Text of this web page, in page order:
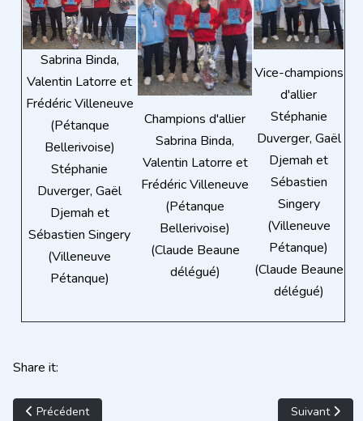
Sabrina Binda,
Valentin Latorre et
Frédéric Villeneuve
(Pétanque
Bellerivoise)
Stéphanie
Duverger, Gaël
Djemah et
Sébastien Singery
(Villeneuve
Pétanque)
Champions d'allier
Sabrina Binda,
Valentin Latorre et
Frédéric Villeneuve
(Pétanque
Bellerivoise)
(Claude Beaune
délégué)
Vice-champions
d'allier
Stéphanie
Duverger, Gaël
Djemah et
Sébastien
Singery
(Villeneuve
Pétanque)
(Claude Beaune
délégué)
Share it:
Article précédent : CHAMPIONS D'ALLIER DOUBLETTE
Précédent Article
Suivant